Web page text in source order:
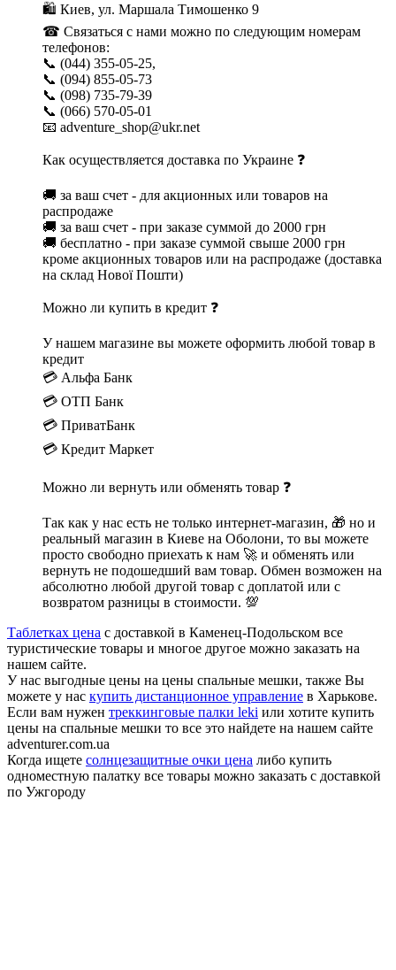
🛍 Киев, ул. Маршала Тимошенко 9
☎ Связаться с нами можно по следующим номерам
телефонов:
📞 (044) 355-05-25,
📞 (094) 855-05-73
📞 (098) 735-79-39
📞 (066) 570-05-01
📧 adventure_shop@ukr.net
Как осуществляется доставка по Украине ❓
🚚 за ваш счет - для акционных или товаров на
распродаже
🚚 за ваш счет - при заказе суммой до 2000 грн
🚚 бесплатно - при заказе суммой свыше 2000 грн
кроме акционных товаров или на распродаже (доставка
на склад Нової Пошти)
Можно ли купить в кредит ❓
У нашем магазине вы можете оформить любой товар в
кредит
💳 Альфа Банк
💳 ОТП Банк
💳 ПриватБанк
💳 Кредит Маркет
Можно ли вернуть или обменять товар ❓
Так как у нас есть не только интернет-магазин, 🎁 но и
реальный магазин в Киеве на Оболони, то вы можете
просто свободно приехать к нам 🚀 и обменять или
вернуть не подошедший вам товар. Обмен возможен на
абсолютно любой другой товар с доплатой или с
возвратом разницы в стоимости. 💯
Таблетках цена с доставкой в Каменец-Подольском все
туристические товары и многое другое можно заказать на
нашем сайте.
У нас выгодные цены на цены спальные мешки, также Вы
можете у нас купить дистанционное управление в Харькове.
Если вам нужен треккинговые палки leki или хотите купить
цены на спальные мешки то все это найдете на нашем сайте
adventurer.com.ua
Когда ищете солнцезащитные очки цена либо купить
одноместную палатку все товары можно заказать с доставкой
по Ужгороду